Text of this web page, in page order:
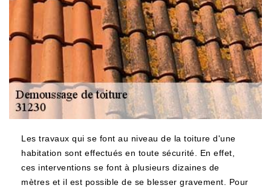
Les travaux qui se font au niveau de la toiture d'une
habitation sont effectués en toute sécurité. En effet,
ces interventions se font à plusieurs dizaines de
mètres et il est possible de se blesser gravement. Pour